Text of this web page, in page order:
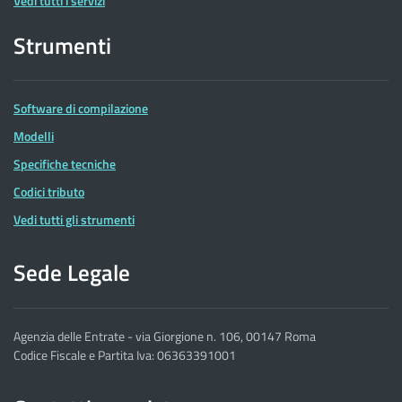
Strumenti
Software di compilazione
Modelli
Specifiche tecniche
Codici tributo
Vedi tutti gli strumenti
Sede Legale
Agenzia delle Entrate - via Giorgione n. 106, 00147 Roma
Codice Fiscale e Partita Iva: 06363391001